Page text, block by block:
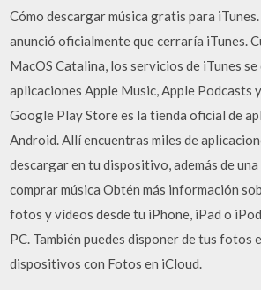
Cómo descargar música gratis para
anunció oficialmente que cerraría iTunes.
MacOS Catalina, los servicios de iTunes
aplicaciones Apple Music, Apple Podcasts
Google Play Store es la tienda oficial de
Android. Allí encuentras miles de
descargar en tu dispositivo, además de
comprar música Obtén más información
fotos y vídeos desde tu iPhone, iPad o
PC. También puedes disponer de tus fotos
dispositivos con Fotos en iCloud.